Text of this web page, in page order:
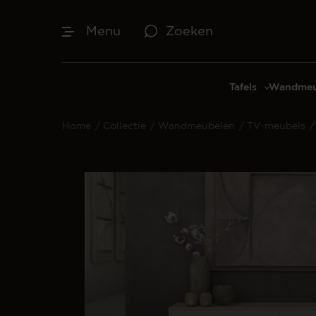
Menu Zoeken
Tafels
Home / Collectie / Wandmeubelen / TV-meubels /